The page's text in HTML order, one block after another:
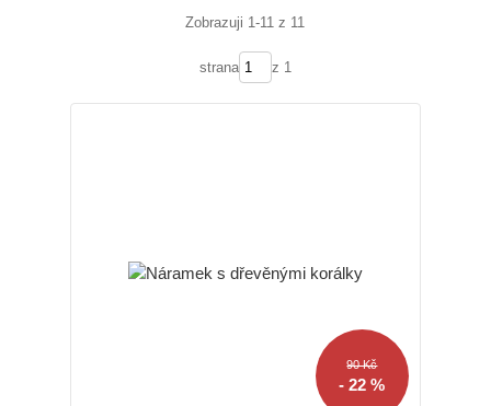
Zobrazuji 1-11 z 11
strana z 1
90 Kč
- 22 %